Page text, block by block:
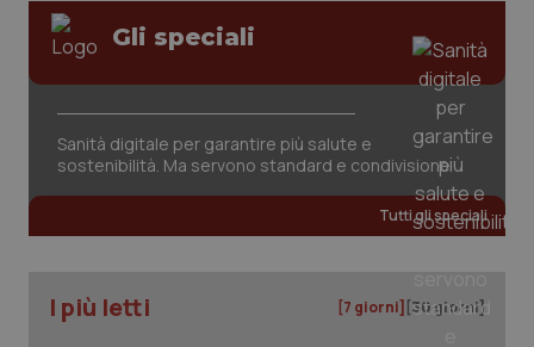
Salute orale & impianti
Sangue & coagulazione
Tiroide
Gli speciali
Sanità digitale per garantire più salute e
sostenibilità. Ma servono standard e condivisione
Tutti gli speciali
I più letti [7 giorni] [30 giorni]
VISITOR_PRIVACY_METADATA